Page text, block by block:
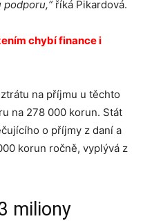
podporu,“říká Pikardová.
chybí finance i
na příjmu u těchto
na 278 000 korun. Stát
o příjmy z daní a
korun ročně, vyplývá z
miliony